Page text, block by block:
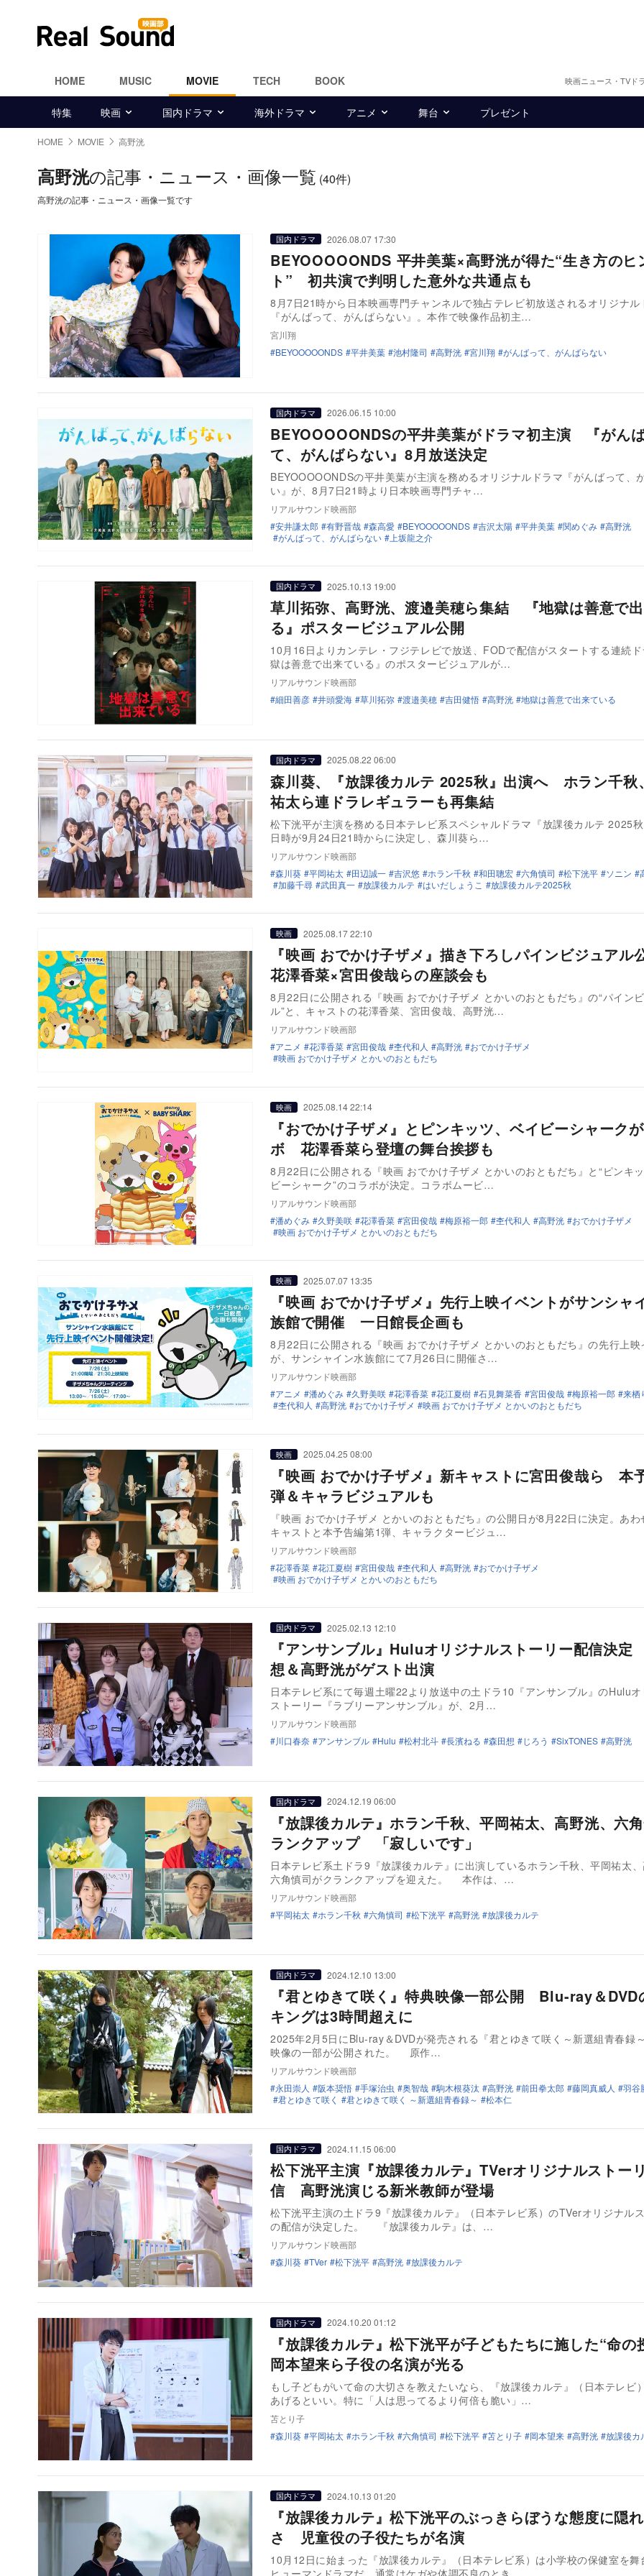
HOME MUSIC MOVIE TECH BOOK 映画ニュース・TVド
特集 映画 国内ドラマ 海外ドラマ アニメ 舞台 プレゼント
HOME MOVIE 高野洸
高野洸の記事・ニュース・画像一覧 (40件)
高野洸の記事・ニュース・画像一覧です
国内ドラマ 2026.08.07 17:30
BEYOOOOONDS 平井美葉×高野洸が得た“生き方のヒ
ト” 初共演で判明した意外な共通点も
8月7日21時から日本映画専門チャンネルで独占テレビ初放送されるオリジナル
『がんばって、がんばらない』。本作で映像作品初主…
宮川翔
BEYOOOOONDS
平井美葉 池村隆司 高野洸 宮川翔 がんばって、がんばらない
国内ドラマ 2026.06.15 10:00
BEYOOOOONDSの平井美葉がドラマ初主演 『がん
て、がんばらない』8月放送決定
BEYOOOOONDSの平井美葉が主演を務めるオリジナルドラマ『がんばって、
い』が、8月7日21時より日本映画専門チャ…
リアルサウンド映画部
安井謙太郎
有野晋哉 森高愛 BEYOOOOONDS 吉沢太陽 平井美葉 関めぐみ
高野洸
がんばって、がんばらない
上坂龍之介
国内ドラマ 2025.10.13 19:00
草川拓弥、高野洸、渡邉美穂ら集結 『地獄は善意で
る』ポスタービジュアル公開
10月16日よりカンテレ・フジテレビで放送、FODで配信がスタートする連続
獄は善意で出来ている』のポスタービジュアルが…
リアルサウンド映画部
細田善彦
井頭愛海 草川拓弥 渡邉美穂 吉田健悟 高野洸 地獄は善意で出来ている
国内ドラマ 2025.08.22 06:00
森川葵、『放課後カルテ 2025秋』出演へ ホラン千秋
祐太ら連ドラレギュラーも再集結
松下洸平が主演を務める日本テレビ系スペシャルドラマ『放課後カルテ 2025
日時が9月24日21時からに決定し、森川葵ら…
リアルサウンド映画部
森川葵
平岡祐太 田辺誠一 吉沢悠 ホラン千秋 和田聰宏 六角慎司 松下洸平 ソニン
加藤千尋
武田真一 放課後カルテ はいだしょうこ 放課後カルテ2025秋
映画 2025.08.17 22:10
『映画 おでかけ子ザメ』描き下ろしパインビジュアル
花澤香菜×宮田俊哉らの座談会も
8月22日に公開される『映画 おでかけ子ザメ とかいのおともだち』の“パイン
ル”と、キャストの花澤香菜、宮田俊哉、高野洸…
リアルサウンド映画部
アニメ
花澤香菜 宮田俊哉 杢代和人 高野洸
おでかけ子ザメ
映画 おでかけ子ザメ とかいのおともだち
映画 2025.08.14 22:14
『おでかけ子ザメ』とピンキッツ、ベイビーシャーク
ボ 花澤香菜ら登壇の舞台挨拶も
8月22日に公開される『映画 おでかけ子ザメ とかいのおともだち』と“ピンキ
ビーシャーク”のコラボが決定。コラボムービ…
リアルサウンド映画部
潘めぐみ
久野美咲 花澤香菜 宮田俊哉 梅原裕一郎 杢代和人 高野洸
おでかけ子ザメ
映画 おでかけ子ザメ とかいのおともだち
映画 2025.07.07 13:35
『映画 おでかけ子ザメ』先行上映イベントがサンシャ
族館で開催 一日館長企画も
8月22日に公開される『映画 おでかけ子ザメ とかいのおともだち』の先行上映
が、サンシャイン水族館にて7月26日に開催さ…
リアルサウンド映画部
アニメ
潘めぐみ 久野美咲 花澤香菜 花江夏樹 石見舞菜香 宮田俊哉 梅原裕一郎
来栖
杢代和人
高野洸 おでかけ子ザメ 映画 おでかけ子ザメ とかいのおともだち
映画 2025.04.25 08:00
『映画 おでかけ子ザメ』新キャストに宮田俊哉ら 本
弾＆キャラビジュアルも
『映画 おでかけ子ザメ とかいのおともだち』の公開日が8月22日に決定。あわ
キャストと本予告編第1弾、キャラクタービジュ…
リアルサウンド映画部
花澤香菜
花江夏樹 宮田俊哉 杢代和人 高野洸
おでかけ子ザメ
映画 おでかけ子ザメ とかいのおともだち
国内ドラマ 2025.02.13 12:10
『アンサンブル』Huluオリジナルストーリー配信決
想＆高野洸がゲスト出演
日本テレビ系にて毎週土曜22より放送中の土ドラ10『アンサンブル』のHulu
ストーリー『ラブリーアンサンブル』が、2月…
リアルサウンド映画部
川口春奈
アンサンブル Hulu 松村北斗 長濱ねる 森田想 じろう SixTONES 高野洸
国内ドラマ 2024.12.19 06:00
『放課後カルテ』ホラン千秋、平岡祐太、高野洸、六
ランクアップ 「寂しいです」
日本テレビ系土ドラ9『放課後カルテ』に出演しているホラン千秋、平岡祐太、
六角慎司がクランクアップを迎えた。 本作は、…
リアルサウンド映画部
平岡祐太
ホラン千秋 六角慎司 松下洸平 高野洸 放課後カルテ
国内ドラマ 2024.12.10 13:00
『君とゆきて咲く』特典映像一部公開 Blu-ray＆DVD
キングは3時間超えに
2025年2月5日にBlu-ray＆DVDが発売される『君とゆきて咲く～新選組青春録
映像の一部が公開された。 原作…
リアルサウンド映画部
永田崇人
阪本奨悟 手塚治虫 奥智哉 駒木根葵汰 高野洸 前田拳太郎 藤岡真威人
羽谷
君とゆきて咲く
君とゆきて咲く ～新選組青春録～ 松本仁
国内ドラマ 2024.11.15 06:00
松下洸平主演『放課後カルテ』TVerオリジナルストー
信 高野洸演じる新米教師が登場
松下洸平主演の土ドラ9『放課後カルテ』（日本テレビ系）のTVerオリジナル
の配信が決定した。 『放課後カルテ』は、…
リアルサウンド映画部
森川葵
TVer 松下洸平 高野洸 放課後カルテ
国内ドラマ 2024.10.20 01:12
『放課後カルテ』松下洸平が子どもたちに施した“命
岡本望来ら子役の名演が光る
もし子どもがいて命の大切さを教えたいなら、『放課後カルテ』（日本テレビ
あげるといい。特に「人は思ってるより何倍も脆い」…
苫とり子
森川葵
平岡祐太 ホラン千秋 六角慎司 松下洸平 苫とり子 岡本望来 高野洸 放課後カ
国内ドラマ 2024.10.13 01:20
『放課後カルテ』松下洸平のぶっきらぼうな態度に隠
さ 児童役の子役たちが名演
10月12日に始まった『放課後カルテ』（日本テレビ系）は小学校の保健室を舞